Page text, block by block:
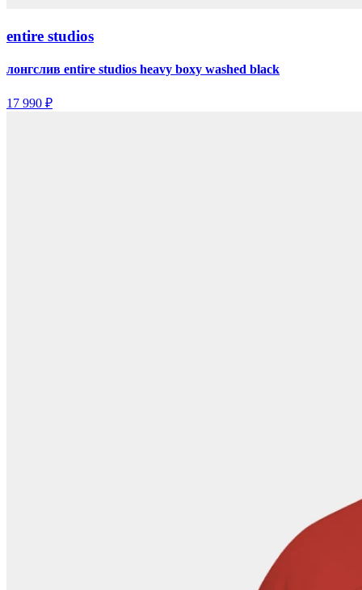
entire studios
лонгслив entire studios heavy boxy washed black
17 990 ₽